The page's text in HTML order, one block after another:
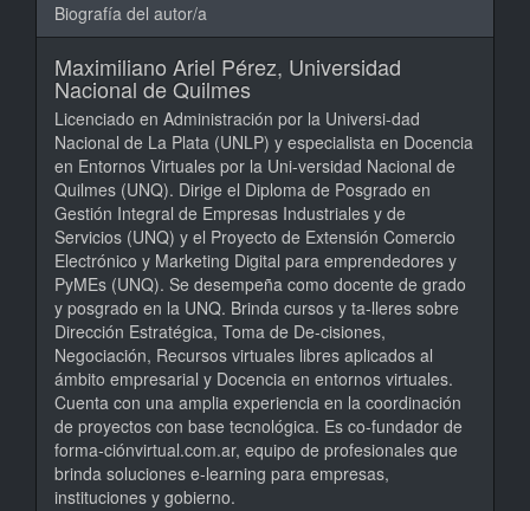
Biografía del autor/a
Maximiliano Ariel Pérez, Universidad
Nacional de Quilmes
Licenciado en Administración por la Universi-dad
Nacional de La Plata (UNLP) y especialista en Docencia
en Entornos Virtuales por la Uni-versidad Nacional de
Quilmes (UNQ). Dirige el Diploma de Posgrado en
Gestión Integral de Empresas Industriales y de
Servicios (UNQ) y el Proyecto de Extensión Comercio
Electrónico y Marketing Digital para emprendedores y
PyMEs (UNQ). Se desempeña como docente de grado
y posgrado en la UNQ. Brinda cursos y ta-lleres sobre
Dirección Estratégica, Toma de De-cisiones,
Negociación, Recursos virtuales libres aplicados al
ámbito empresarial y Docencia en entornos virtuales.
Cuenta con una amplia experiencia en la coordinación
de proyectos con base tecnológica. Es co-fundador de
forma-ciónvirtual.com.ar, equipo de profesionales que
brinda soluciones e-learning para empresas,
instituciones y gobierno.